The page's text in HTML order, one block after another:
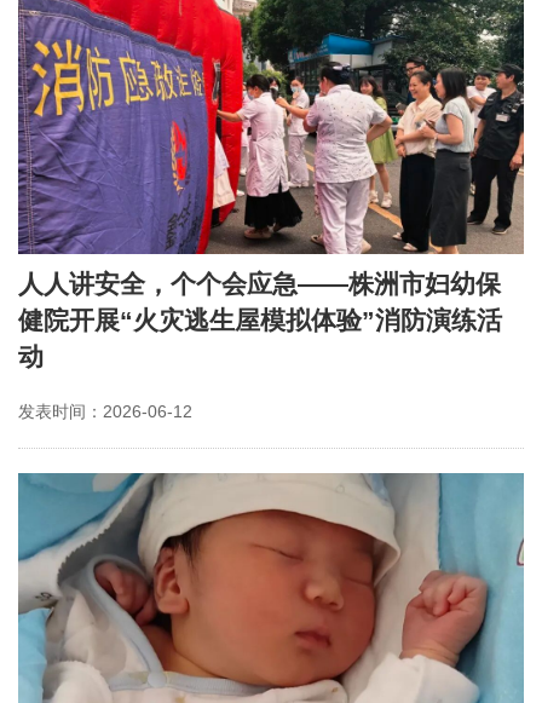
人人讲安全，个个会应急——株洲市妇幼保
健院开展“火灾逃生屋模拟体验”消防演练活
动
发表时间：2026-06-12